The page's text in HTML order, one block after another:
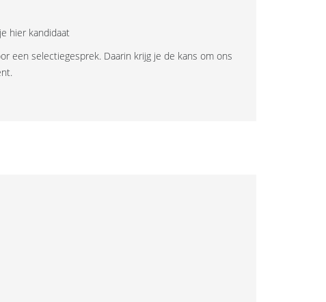
hier kandidaat
een selectiegesprek. Daarin krijg je de kans om ons